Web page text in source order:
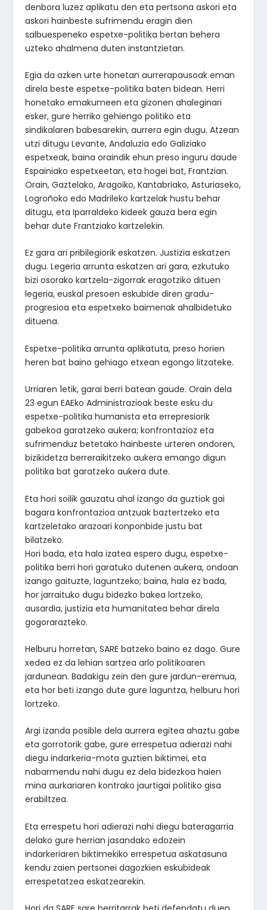
denbora luzez aplikatu den eta pertsona askori eta
askori hainbeste sufrimendu eragin dien
salbuespeneko espetxe-politika bertan behera
uzteko ahalmena duten instantzietan.
Egia da azken urte honetan aurrerapausoak eman
direla beste espetxe-politika baten bidean. Herri
honetako emakumeen eta gizonen ahaleginari
esker, gure herriko gehiengo politiko eta
sindikalaren babesarekin, aurrera egin dugu. Atzean
utzi ditugu Levante, Andaluzia edo Galiziako
espetxeak, baina oraindik ehun preso inguru daude
Espainiako espetxeetan, eta hogei bat, Frantzian.
Orain, Gaztelako, Aragoiko, Kantabriako, Asturiaseko,
Logroñoko edo Madrileko kartzelak hustu behar
ditugu, eta Iparraldeko kideek gauza bera egin
behar dute Frantziako kartzelekin.
Ez gara ari pribilegiorik eskatzen. Justizia eskatzen
dugu. Legeria arrunta eskatzen ari gara, ezkutuko
bizi osorako kartzela-zigorrak eragotziko dituen
legeria, euskal presoen eskubide diren gradu-
progresioa eta espetxeko baimenak ahalbidetuko
dituena.
Espetxe-politika arrunta aplikatuta, preso horien
heren bat baino gehiago etxean egongo litzateke.
Urriaren 1etik, garai berri batean gaude. Orain dela
23 egun EAEko Administrazioak beste esku du
espetxe-politika humanista eta errepresiorik
gabekoa garatzeko aukera; konfrontazioz eta
sufrimenduz betetako hainbeste urteren ondoren,
bizikidetza berreraikitzeko aukera emango digun
politika bat garatzeko aukera dute.
Eta hori soilik gauzatu ahal izango da guztiok gai
bagara konfrontazioa antzuak baztertzeko eta
kartzeletako arazoari konponbide justu bat
bilatzeko.
Hori bada, eta hala izatea espero dugu, espetxe-
politika berri hori garatuko dutenen aukera, ondoan
izango gaituzte, laguntzeko; baina, hala ez bada,
hor jarraituko dugu bidezko bakea lortzeko,
ausardia, justizia eta humanitatea behar direla
gogorarazteko.
Helburu horretan, SARE batzeko baino ez dago. Gure
xedea ez da lehian sartzea arlo politikoaren
jardunean. Badakigu zein den gure jardun-eremua,
eta hor beti izango dute gure laguntza, helburu hori
lortzeko.
Argi izanda posible dela aurrera egitea ahaztu gabe
eta gorrotorik gabe, gure errespetua adierazi nahi
diegu indarkeria-mota guztien biktimei, eta
nabarmendu nahi dugu ez dela bidezkoa haien
mina aurkariaren kontrako jaurtigai politiko gisa
erabiltzea.
Eta errespetu hori adierazi nahi diegu bateragarria
delako gure herrian jasandako edozein
indarkeriaren biktimekiko errespetua askatasuna
kendu zaien pertsonei dagozkien eskubideak
errespetatzea eskatzearekin.